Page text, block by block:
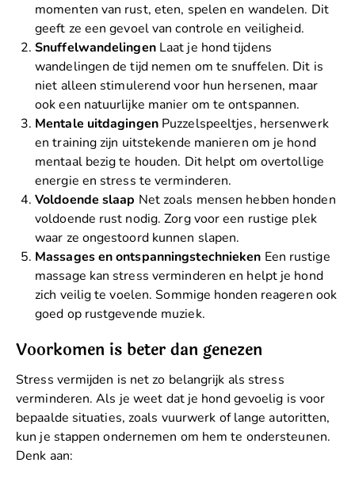
momenten van rust, eten, spelen en wandelen. Dit
geeft ze een gevoel van controle en veiligheid.
SnuffelwandelingenLaat je hond tijdens
wandelingen de tijd nemen om te snuffelen. Dit is
niet alleen stimulerend voor hun hersenen, maar
ook een natuurlijke manier om te ontspannen.
Mentale uitdagingenPuzzelspeeltjes, hersenwerk
en training zijn uitstekende manieren om je hond
mentaal bezig te houden. Dit helpt om overtollige
energie en stress te verminderen.
Voldoende slaap Net zoals mensen hebben honden
voldoende rust nodig. Zorg voor een rustige plek
waar ze ongestoord kunnen slapen.
Massages en ontspanningstechnieken Een rustige
massage kan stress verminderen en helpt je hond
zich veilig te voelen. Sommige honden reageren ook
goed op rustgevende muziek.
Voorkomen is beter dan genezen
Stress vermijden is net zo belangrijk als stress
verminderen. Als je weet dat je hond gevoelig is voor
bepaalde situaties, zoals vuurwerk of lange autoritten,
kun je stappen ondernemen om hem te ondersteunen.
Denk aan: